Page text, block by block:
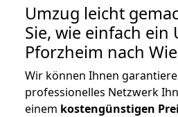
Umzug leicht
Sie, wie einfach ein
Pforzheim nach
Wir können Ihnen
professionelles Netzwerk
einem kostengünstigen